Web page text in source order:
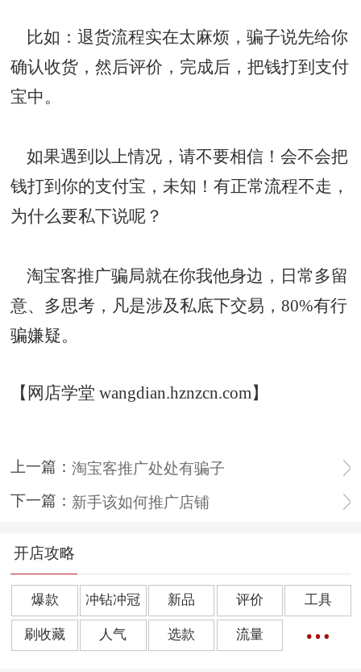
比如：退货流程实在太麻烦，骗子说先给你
确认收货，然后评价，完成后，把钱打到支付
宝中。
如果遇到以上情况，请不要相信！会不会把
钱打到你的支付宝，未知！有正常流程不走，
为什么要私下说呢？
淘宝客推广骗局就在你我他身边，日常多留
意、多思考，凡是涉及私底下交易，80%有行
骗嫌疑。
【网店学堂 wangdian.hznzcn.com】
上一篇：淘宝客推广处处有骗子
下一篇： 新手该如何推广店铺
开店攻略
爆款 冲钻冲冠 新品 评价 工具
刷收藏 人气 选款 流量